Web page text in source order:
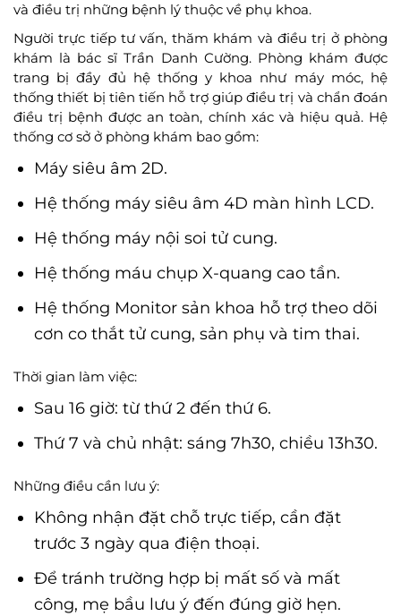
và điều trị những bệnh lý thuộc về phụ khoa.
Người trực tiếp tư vấn, thăm khám và điều trị ở phòng
khám là bác sĩ Trần Danh Cường. Phòng khám được
trang bị đầy đủ hệ thống y khoa như máy móc, hệ
thống thiết bị tiên tiến hỗ trợ giúp điều trị và chẩn đoán
điều trị bệnh được an toàn, chính xác và hiệu quả. Hệ
thống cơ sở ở phòng khám bao gồm:
Máy siêu âm 2D.
Hệ thống máy siêu âm 4D màn hình LCD.
Hệ thống máy nội soi tử cung.
Hệ thống máu chụp X-quang cao tần.
Hệ thống Monitor sản khoa hỗ trợ theo dõi
cơn co thắt tử cung, sản phụ và tim thai.
Thời gian làm việc:
Sau 16 giờ: từ thứ 2 đến thứ 6.
Thứ 7 và chủ nhật: sáng 7h30, chiều 13h30.
Những điều cần lưu ý:
Không nhận đặt chỗ trực tiếp, cần đặt
trước 3 ngày qua điện thoại.
Để tránh trường hợp bị mất số và mất
công, mẹ bầu lưu ý đến đúng giờ hẹn.